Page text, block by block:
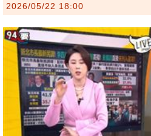
2026/05/22 18:00